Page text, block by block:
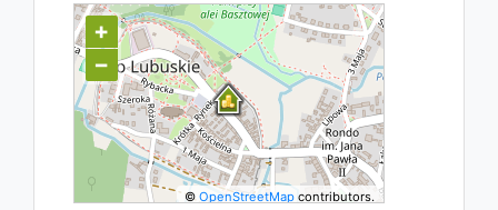
+
−
©OpenStreetMap contributors.